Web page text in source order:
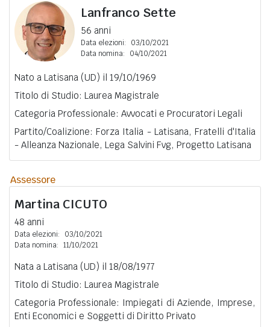
Lanfranco Sette
56 anni
Data elezioni:
03/10/2021
Data nomina:
04/10/2021
Nato a Latisana (UD) il 19/10/1969
Titolo di Studio: Laurea Magistrale
Categoria Professionale: Avvocati e Procuratori Legali
Partito/Coalizione: Forza Italia - Latisana, Fratelli d'Italia
- Alleanza Nazionale, Lega Salvini Fvg, Progetto Latisana
Assessore
Martina CICUTO
48 anni
Data elezioni:
03/10/2021
Data nomina: 11/10/2021
Nata a Latisana (UD) il 18/08/1977
Titolo di Studio: Laurea Magistrale
Categoria Professionale: Impiegati di Aziende, Imprese,
Enti Economici e Soggetti di Diritto Privato